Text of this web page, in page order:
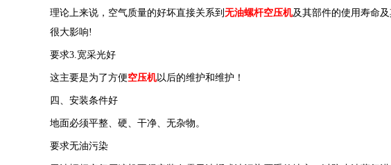
理论上来说，空气质量的好坏直接关系到 无油螺杆空压机及其部件的使用寿命
很大影响!
要求3.宽采光好
这主要是为了方便空压机以后的维护和维护！
四、安装条件好
地面必须平整、硬、干净、无杂物。
要求无油污染